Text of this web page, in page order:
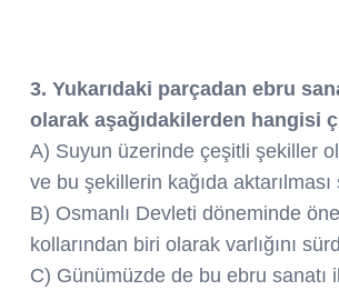
3. Yukarıdaki parçadan ebru
olarak aşağıdakilerden hangisi
A) Suyun üzerinde çeşitli şekiller
ve bu şekillerin kağıda
B) Osmanlı Devleti döneminde
kollarından biri olarak varlığını
C) Günümüzde de bu ebru sanatı